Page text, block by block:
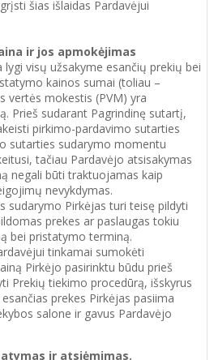
šias išlaidas Pardavėjui
ir jos apmokėjimas
lygi visų užsakyme esančių prekių bei
kainos sumai (toliau –
vertės mokestis (PVM) yra
Prieš sudarant Pagrindinę sutartį,
pirkimo-pardavimo sutarties
sutarties sudarymo momentu
tačiau Pardavėjo atsisakymas
negali būti traktuojamas kaip
nevykdymas.
sudarymo Pirkėjas turi teisę pildyti
prekes ar paslaugas tokiu
bei pristatymo terminą.
tinkamai sumokėti
Pirkėjo pasirinktu būdu prieš
Prekių tiekimo procedūrą, išskyrus
prekes Pirkėjas pasiima
salone ir gavus Pardavėjo
ir atsiėmimas.